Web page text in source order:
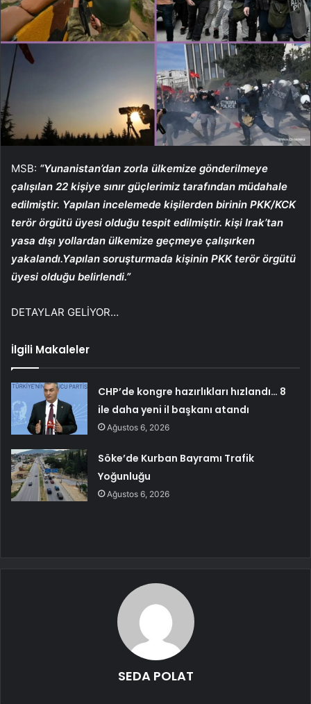
MSB: “Yunanistan’dan zorla ülkemize gönderilmeye
çalışılan 22 kişiye sınır güçlerimiz tarafından müdahale
edilmiştir. Yapılan incelemede kişilerden birinin PKK/KCK
terör örgütü üyesi olduğu tespit edilmiştir. kişi Irak’tan
yasa dışı yollardan ülkemize geçmeye çalışırken
yakalandı.Yapılan soruşturmada kişinin PKK terör örgütü
üyesi olduğu belirlendi.”
DETAYLAR GELİYOR…
İlgili Makaleler
CHP’de kongre hazırlıkları hızlandı… 8
ile daha yeni il başkanı atandı
Ağustos 6, 2026
Söke’de Kurban Bayramı Trafik
Yoğunluğu
Ağustos 6, 2026
SEDA POLAT